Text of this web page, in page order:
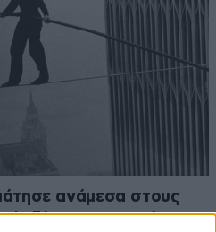
ανάμεσα στους
δίχτυ προστασίας -